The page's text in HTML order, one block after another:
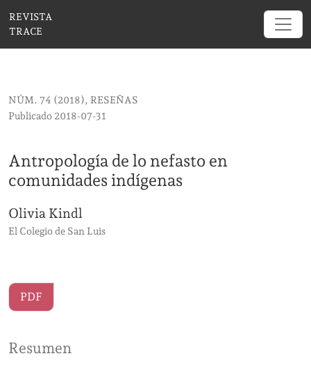
Antropología de lo nefasto en comunidades
REVISTA
TRACE
NÚM. 74 (2018), RESEÑAS
Antropología de lo nefasto en
comunidades indígenas
Publicado 2018-07-31
Olivia Kindl
El Colegio de San Luis
PDF
Resumen